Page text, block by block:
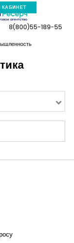
8(800)55-189-55